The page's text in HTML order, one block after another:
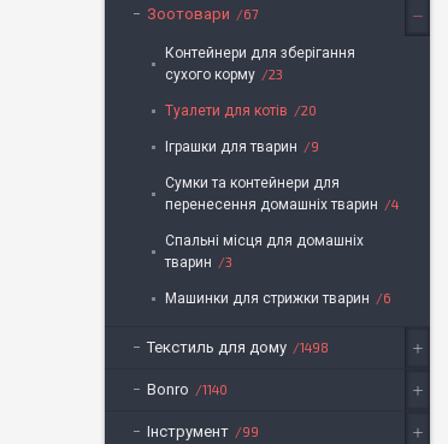
Зоотовари 67
Контейнери для зберігання
сухого корму
23
Туалети для котів 20
Іграшки для тварин 9
Сумки та контейнери для
перенесення домашніх тварин
4
Спальні місця для домашніх
тварин
3
Машинки для стрижки тварин 6
Текстиль для дому 1498
Bonro 1140
Інструмент 99